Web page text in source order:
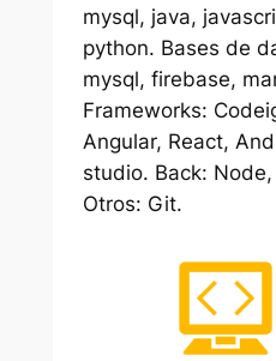
mysql, java,
python. Bases de
mysql, firebase,
Frameworks:
Angular, React,
studio. Back:
Otros: Git.